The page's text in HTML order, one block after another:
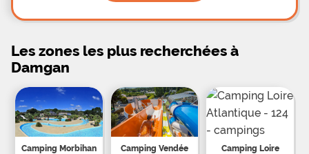
Les zones les plus recherchées à
Damgan
Camping Morbihan
Camping Vendée
Camping Loire